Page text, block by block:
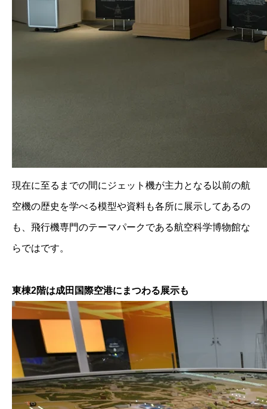
現在に至るまでの間にジェット機が主力となる以前の航
空機の歴史を学べる模型や資料も各所に展示してあるの
も、飛行機専門のテーマパークである航空科学博物館な
らではです。
東棟2階は成田国際空港にまつわる展示も